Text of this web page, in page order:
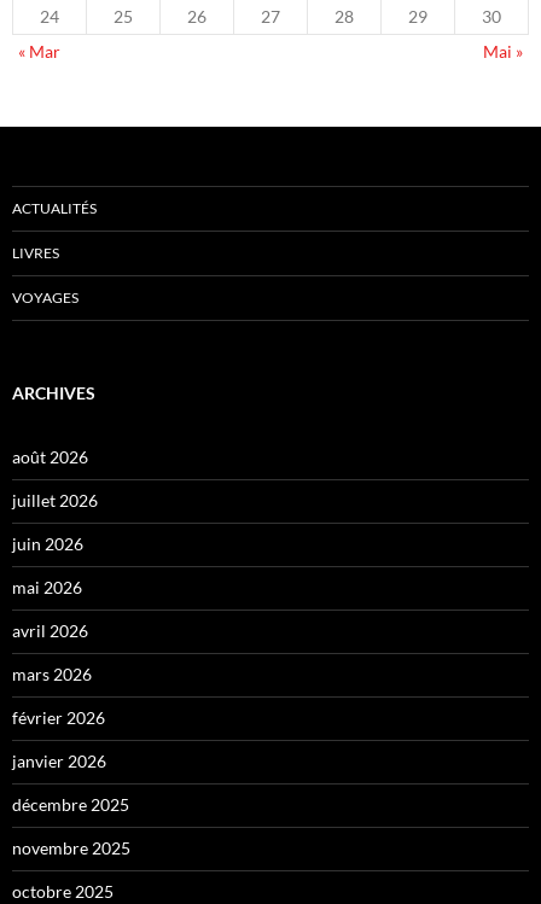
24 25 26 27 28 29
30
« Mar
Mai »
ACTUALITÉS
LIVRES
VOYAGES
ARCHIVES
août 2026
juillet 2026
juin 2026
mai 2026
avril 2026
mars 2026
février 2026
janvier 2026
décembre 2025
novembre 2025
octobre 2025